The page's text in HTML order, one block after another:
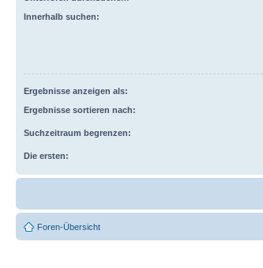
Innerhalb suchen:
Ergebnisse anzeigen als:
Ergebnisse sortieren nach:
Suchzeitraum begrenzen:
Die ersten:
Foren-Übersicht